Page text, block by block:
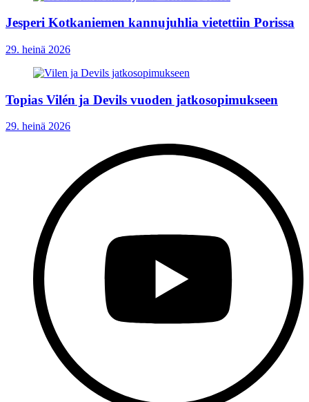
Jesperi Kotkaniemen kannujuhlia vietettiin Porissa
29. heinä 2026
Topias Vilén ja Devils vuoden jatkosopimukseen
29. heinä 2026